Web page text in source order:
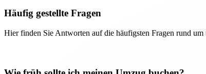
Häufig gestellte Fragen
Hier finden Sie Antworten auf die häufigsten Fragen rund